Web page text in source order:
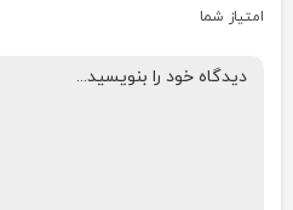
امتیاز شما